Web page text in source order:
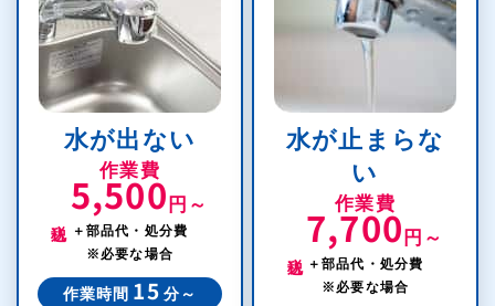
水が出ない
作業費
5,500 円～
＋部品代・処分費
※必要な場合
作業時間 15 分～
水が止まらな
い
作業費
7,700 円～
＋部品代・処分費
※必要な場合